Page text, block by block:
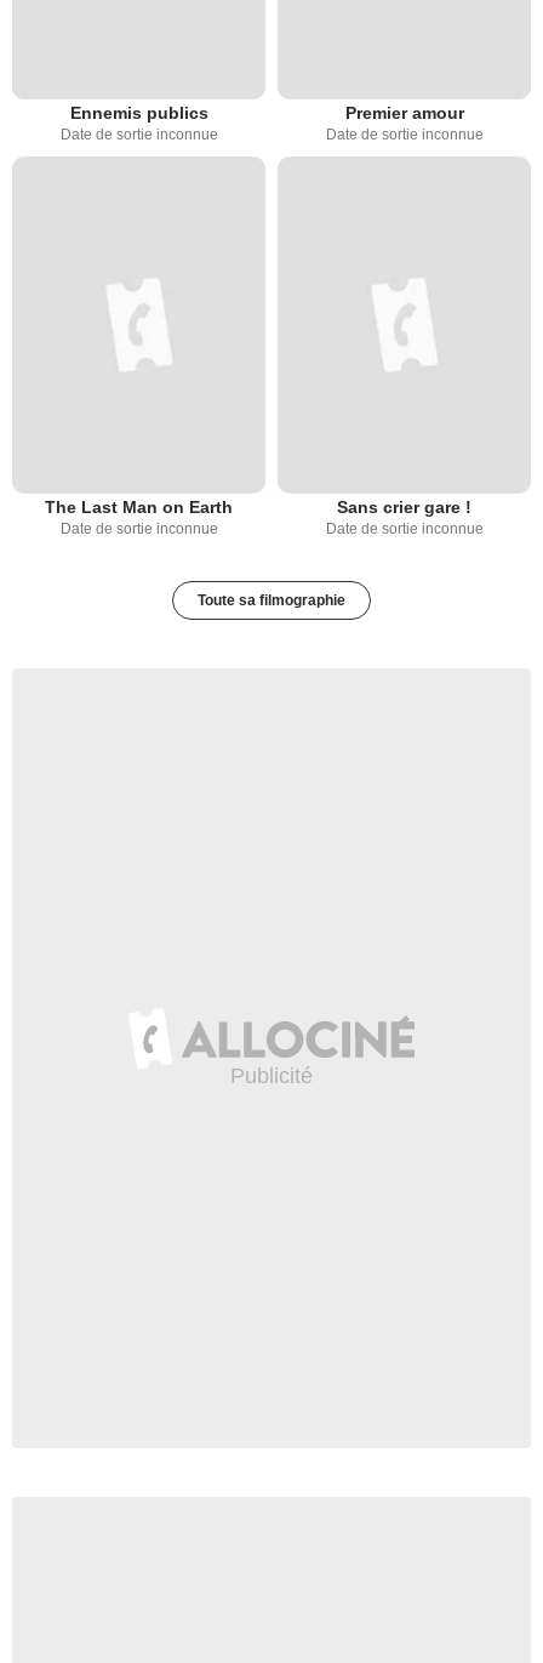
Ennemis publics
Date de sortie inconnue
Premier amour
Date de sortie inconnue
The Last Man on Earth
Date de sortie inconnue
Sans crier gare !
Date de sortie inconnue
Toute sa filmographie